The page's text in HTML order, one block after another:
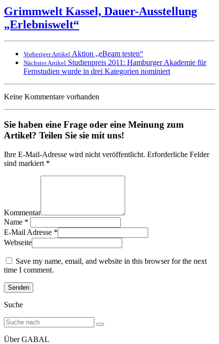
Grimmwelt Kassel, Dauer-Ausstellung
„Erlebniswelt“
Vorheriger Artikel Aktion „eBeam testen“
Nächster Artikel Studienpreis 2011: Hamburger Akademie für
Fernstudien wurde in drei Kategorien nominiert
Keine Kommentare vorhanden
Sie haben eine Frage oder eine Meinung zum
Artikel? Teilen Sie sie mit uns!
Ihre E-Mail-Adresse wird nicht veröffentlicht. Erforderliche Felder
sind markiert *
Kommentar
Name *
E-Mail Adresse *
Webseite
Save my name, email, and website in this browser for the next
time I comment.
Suche
Über GABAL